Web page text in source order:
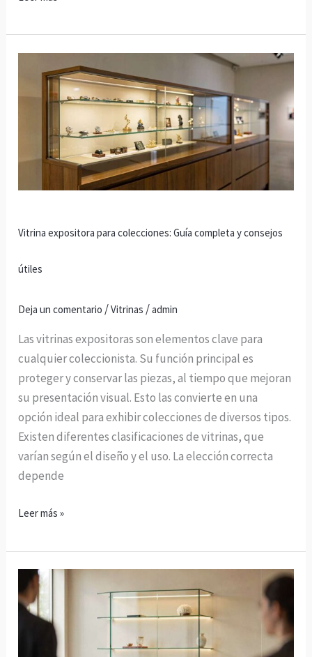
Vitrina expositora para colecciones: Guía completa y consejos
útiles
Deja un comentario /Vitrinas /admin
Las vitrinas expositoras son elementos clave para
cualquier coleccionista. Su función principal es
proteger y conservar las piezas, al tiempo que mejoran
su presentación visual. Esto las convierte en una
opción ideal para exhibir colecciones de diversos tipos.
Existen diferentes clasificaciones de vitrinas, que
varían según el diseño y el uso. La elección correcta
depende
expositora
completa
Leer más »
Vitrina
expositor:
Cómo